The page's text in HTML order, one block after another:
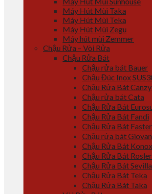
Máy Hút Mùi Taka
Máy Hút Mùi Teka
Máy Hút Mùi Zegu
Máy hút mùi Zemmer
Chậu Rửa – Vòi Rửa
Chậu Rửa Bát
Chậu rửa bát Bauer
Chậu Đúc Inox
Chậu Rửa Bát Canzy
Chậu rửa bát Cata
Chậu Rửa Bát
Chậu Rửa Bát Fandi
Chậu Rửa Bát Faster
Chậu rửa bát
Chậu Rửa Bát Konox
Chậu Rửa Bát
Chậu Rửa Bát Sevilla
Chậu Rửa Bát Teka
Chậu Rửa Bát Taka